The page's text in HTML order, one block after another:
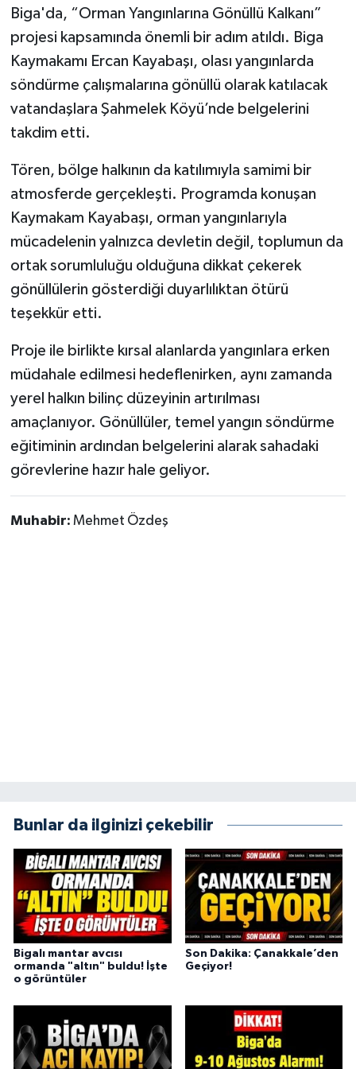
Biga'da, “Orman Yangınlarına Gönüllü Kalkanı”
projesi kapsamında önemli bir adım atıldı. Biga
Kaymakamı Ercan Kayabaşı, olası yangınlarda
söndürme çalışmalarına gönüllü olarak katılacak
vatandaşlara Şahmelek Köyü’nde belgelerini
takdim etti.
Tören, bölge halkının da katılımıyla samimi bir
atmosferde gerçekleşti. Programda konuşan
Kaymakam Kayabaşı, orman yangınlarıyla
mücadelenin yalnızca devletin değil, toplumun da
ortak sorumluluğu olduğuna dikkat çekerek
gönüllülerin gösterdiği duyarlılıktan ötürü
teşekkür etti.
Proje ile birlikte kırsal alanlarda yangınlara erken
müdahale edilmesi hedeflenirken, aynı zamanda
yerel halkın bilinç düzeyinin artırılması
amaçlanıyor. Gönüllüler, temel yangın söndürme
eğitiminin ardından belgelerini alarak sahadaki
görevlerine hazır hale geliyor.
Muhabir: Mehmet Özdeş
Bunlar da ilginizi çekebilir
Bigalı mantar avcısı
ormanda "altın" buldu! İşte
o görüntüler
Son Dakika: Çanakkale’den
Geçiyor!
Siyaset
Spor
Tarım ve Ekonomi
Ulusal
Yaşam